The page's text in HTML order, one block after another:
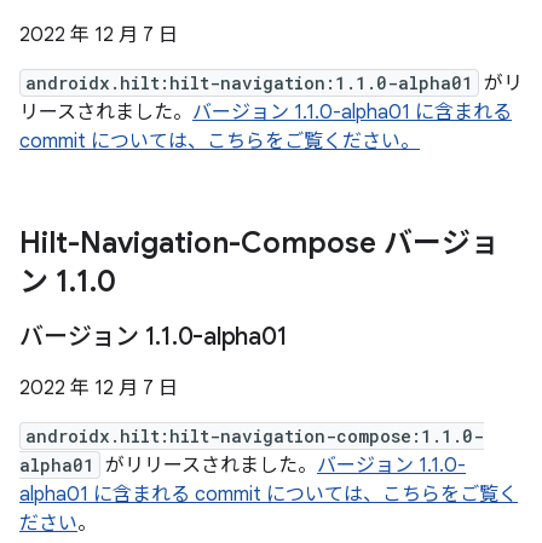
2022 年 12 月 7 日
androidx.hilt:hilt-navigation:1.1.0-alpha01
がリ
リースされました。 バージョン 1.1.0-alpha01 に含まれる
commit については、こちらをご覧ください。
Hilt-Navigation-Compose バージョ
ン 1.1.0
バージョン 1.1.0-alpha01
2022 年 12 月 7 日
androidx.hilt:hilt-navigation-compose:1.1.0-
alpha01
がリリースされました。 バージョン 1.1.0-
alpha01 に含まれる commit については、こちらをご覧く
ださい。